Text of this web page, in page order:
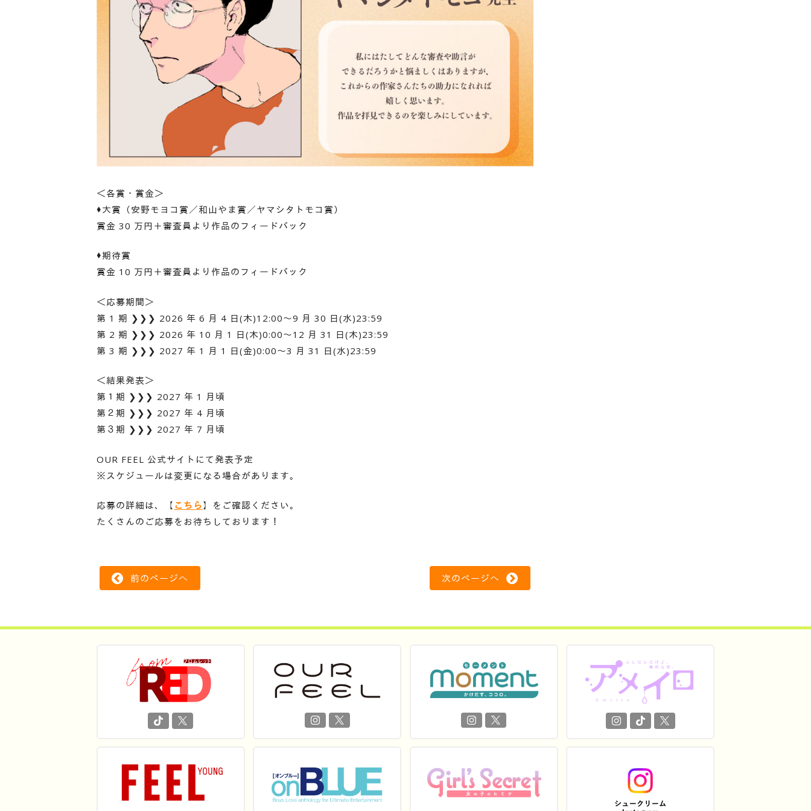
＜各賞・賞金＞
♦大賞（安野モヨコ賞／和山やま賞／ヤマシタトモコ賞）
賞金 30 万円＋審査員より作品のフィードバック
♦期待賞
賞金 10 万円＋審査員より作品のフィードバック
＜応募期間＞
第 1 期 ❯❯❯ 2026 年 6 月 4 日(木)12:00～9 月 30 日(水)23:59
第 2 期 ❯❯❯ 2026 年 10 月 1 日(木)0:00～12 月 31 日(木)23:59
第 3 期 ❯❯❯ 2027 年 1 月 1 日(金)0:00～3 月 31 日(水)23:59
＜結果発表＞
第１期 ❯❯❯ 2027 年 1 月頃
第２期 ❯❯❯ 2027 年 4 月頃
第３期 ❯❯❯ 2027 年 7 月頃
OUR FEEL 公式サイトにて発表予定
※スケジュールは変更になる場合があります。
応募の詳細は、【 こちら】をご確認ください。
たくさんのご応募をお待ちしております！
前のページへ 次のページへ